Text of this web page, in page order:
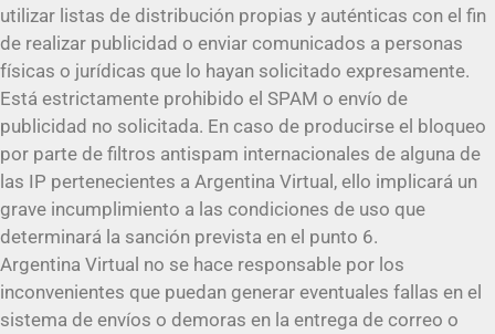
utilizar listas de distribución propias y auténticas con el fin
de realizar publicidad o enviar comunicados a personas
físicas o jurídicas que lo hayan solicitado expresamente.
Está estrictamente prohibido el SPAM o envío de
publicidad no solicitada. En caso de producirse el bloqueo
por parte de filtros antispam internacionales de alguna de
las IP pertenecientes a Argentina Virtual, ello implicará un
grave incumplimiento a las condiciones de uso que
determinará la sanción prevista en el punto 6.
Argentina Virtual no se hace responsable por los
inconvenientes que puedan generar eventuales fallas en el
sistema de envíos o demoras en la entrega de correo o